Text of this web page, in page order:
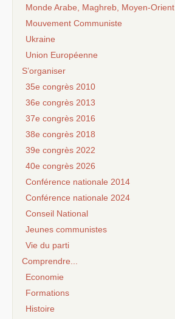
Monde Arabe, Maghreb, Moyen-Orient
Mouvement Communiste
Ukraine
Union Européenne
S’organiser
35e congrès 2010
36e congrès 2013
37e congrès 2016
38e congrès 2018
39e congrès 2022
40e congrès 2026
Conférence nationale 2014
Conférence nationale 2024
Conseil National
Jeunes communistes
Vie du parti
Comprendre...
Economie
Formations
Histoire